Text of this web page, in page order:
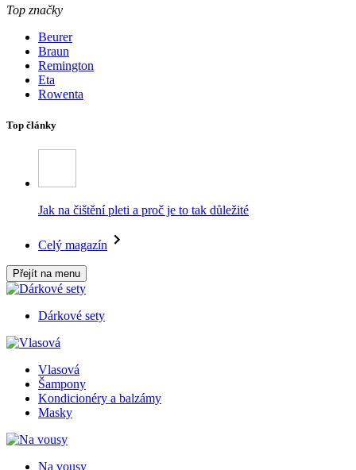
Top značky
Beurer
Braun
Remington
Eta
Rowenta
Top články
Jak na čištění pleti a proč je to tak důležité
Celý magazín
Přejít na menu
Dárkové sety
Vlasová
Šampony
Kondicionéry a balzámy
Masky
Na vousy